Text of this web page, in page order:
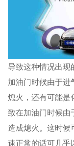
导致这种情况出现
加油门时候由于进
熄火，还有可能是
致在加油门时候由
造成熄火。这时候
速正常的话可几乎